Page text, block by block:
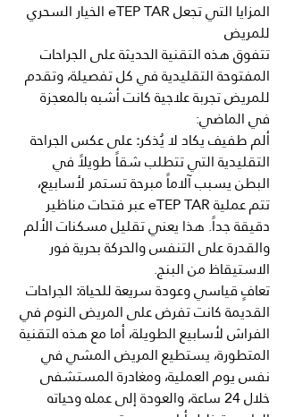
المزايا التي تجعل eTEP TAR الخيار السحري
للمريض
تتفوق هذه التقنية الحديثة على الجراحات
المفتوحة التقليدية في كل تفصيلة، وتقدم
للمريض تجربة علاجية كانت أشبه بالمعجزة
في الماضي:
ألمطفيفيكادلايُذكر: على عكس الجراحة
التقليدية التي تتطلب شقاً طويلاً في
البطن يسبب آلاماً مبرحة تستمر لأسابيع،
تتم عملية eTEP TAR عبر فتحات مناظير
دقيقة جداً. هذا يعني تقليل مسكنات الألم
والقدرة على التنفس والحركة بحرية فور
الاستيقاظ من البنج.
تعافٍقياسيوعودةسريعةللحياة: الجراحات
القديمة كانت تفرض على المريض النوم في
الفراش لأسابيع الطويلة، أما مع هذه التقنية
المتطورة، يستطيع المريض المشي في
نفس يوم العملية، ومغادرة المستشفى
خلال 24 ساعة، والعودة إلى عمله وحياته